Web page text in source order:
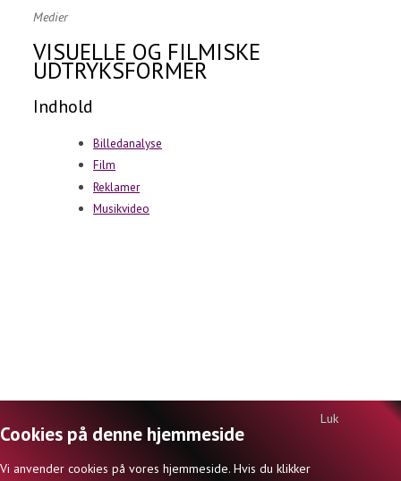
Medier
VISUELLE OG FILMISKE
UDTRYKSFORMER
Indhold
Billedanalyse
Film
Reklamer
Musikvideo
(ANSVARSHAVENDE REDAKTØR) OG FORFATTERNE 2026 |KONTAKT
Cookies på denne hjemmeside
Vi anvender cookies på vores hjemmeside. Hvis du klikker
Luk